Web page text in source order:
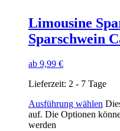
Limousine
Sparschwein
ab 9,99 €
Lieferzeit: 2 - 7 Tage
Ausführung wählen
auf. Die Optionen
werden